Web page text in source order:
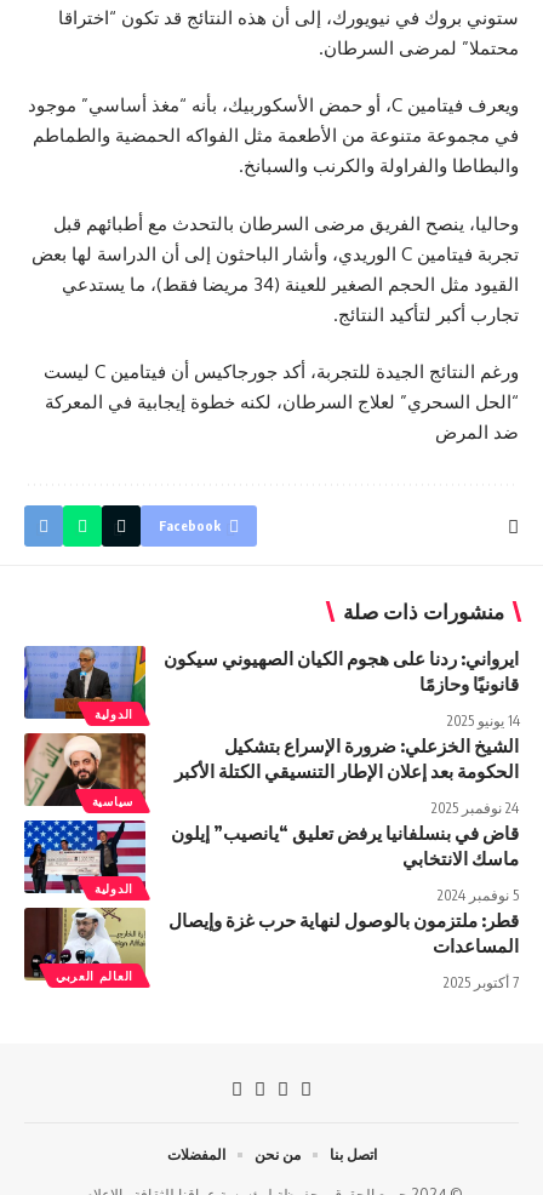
ستوني بروك في نيويورك، إلى أن هذه النتائج قد تكون “اختراقا
محتملا” لمرضى السرطان.
ويعرف فيتامين C، أو حمض الأسكوربيك، بأنه “مغذ أساسي” موجود
في مجموعة متنوعة من الأطعمة مثل الفواكه الحمضية والطماطم
والبطاطا والفراولة والكرنب والسبانخ.
وحاليا، ينصح الفريق مرضى السرطان بالتحدث مع أطبائهم قبل
تجربة فيتامين C الوريدي، وأشار الباحثون إلى أن الدراسة لها بعض
القيود مثل الحجم الصغير للعينة (34 مريضا فقط)، ما يستدعي
تجارب أكبر لتأكيد النتائج.
ورغم النتائج الجيدة للتجربة، أكد جورجاكيس أن فيتامين C ليست
“الحل السحري” لعلاج السرطان، لكنه خطوة إيجابية في المعركة
ضد المرض
Facebook
منشورات ذات صلة
الدولية
ايرواني: ردنا على هجوم الكيان الصهيوني سيكون
قانونيًا وحازمًا
14 يونيو 2025
سياسية
الشيخ الخزعلي: ضرورة الإسراع بتشكيل
الحكومة بعد إعلان الإطار التنسيقي الكتلة الأكبر
24 نوفمبر 2025
الدولية
قاض في بنسلفانيا يرفض تعليق “يانصيب” إيلون
ماسك الانتخابي
5 نوفمبر 2024
العالم العربي
قطر: ملتزمون بالوصول لنهاية حرب غزة وإيصال
المساعدات
7 أكتوبر 2025
اتصل بنا من نحن المفضلات